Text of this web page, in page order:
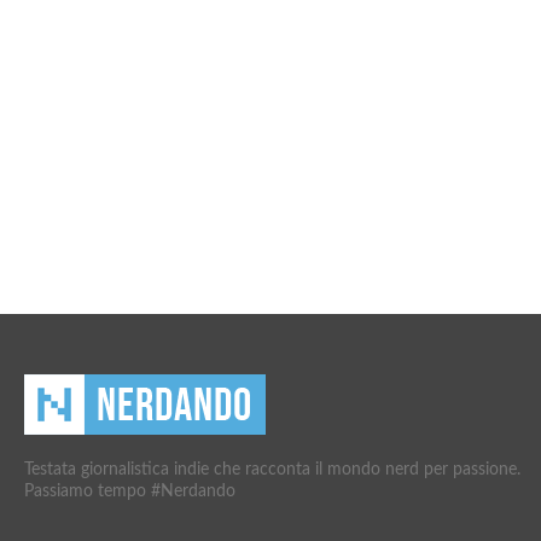
Testata giornalistica indie che racconta il mondo nerd per passione.
Passiamo tempo #Nerdando